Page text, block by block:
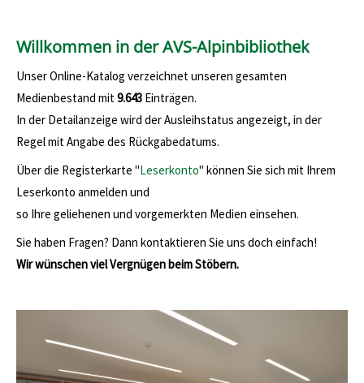
Willkommen in der AVS-Alpinbibliothek
Unser Online-Katalog verzeichnet unseren gesamten
Medienbestand mit9.643 Einträgen.
In der Detailanzeige wird der Ausleihstatus angezeigt, in der
Regel mit Angabe des Rückgabedatums.
Über die Registerkarte "Leserkonto" können Sie sich mit Ihrem
Leserkonto anmelden und
so Ihre geliehenen und vorgemerkten Medien einsehen.
Sie haben Fragen? Dann kontaktieren Sie uns doch einfach!
Wir wünschen viel Vergnügen beim Stöbern.